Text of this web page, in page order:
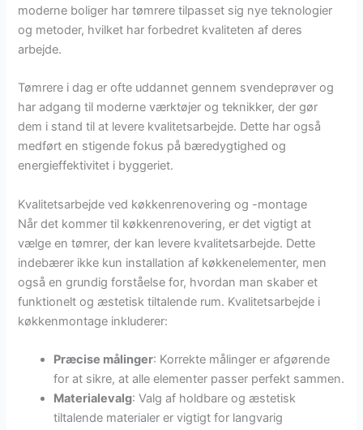
moderne boliger har tømrere tilpasset sig nye teknologier
og metoder, hvilket har forbedret kvaliteten af deres
arbejde.
Tømrere i dag er ofte uddannet gennem svendeprøver og
har adgang til moderne værktøjer og teknikker, der gør
dem i stand til at levere kvalitetsarbejde. Dette har også
medført en stigende fokus på bæredygtighed og
energieffektivitet i byggeriet.
Kvalitetsarbejde ved køkkenrenovering og -montage
Når det kommer til køkkenrenovering, er det vigtigt at
vælge en tømrer, der kan levere kvalitetsarbejde. Dette
indebærer ikke kun installation af køkkenelementer, men
også en grundig forståelse for, hvordan man skaber et
funktionelt og æstetisk tiltalende rum. Kvalitetsarbejde i
køkkenmontage inkluderer:
Præcise målinger: Korrekte målinger er afgørende
for at sikre, at alle elementer passer perfekt sammen.
Materialevalg: Valg af holdbare og æstetisk
tiltalende materialer er vigtigt for langvarig